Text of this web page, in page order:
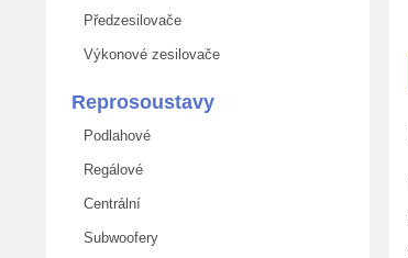
Předzesilovače
Výkonové zesilovače
Reprosoustavy
Podlahové
Regálové
Centrální
Subwoofery